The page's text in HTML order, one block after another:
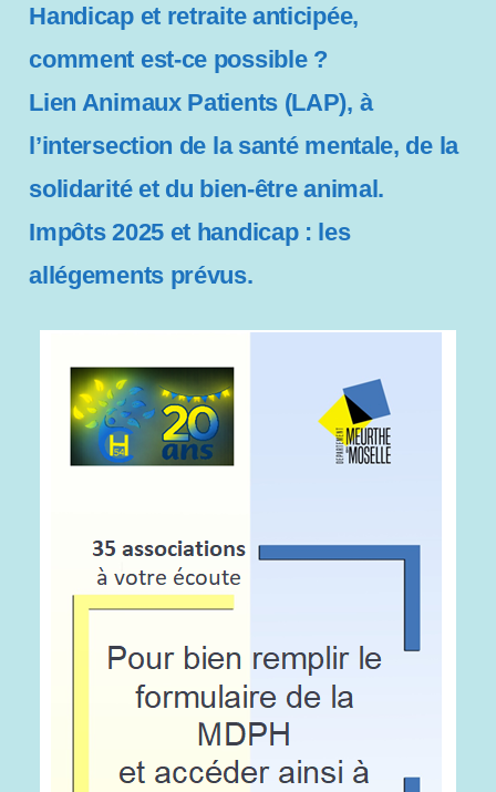
Handicap et retraite anticipée,
comment est-ce possible ?
Lien Animaux Patients (LAP), à
l’intersection de la santé mentale, de la
solidarité et du bien-être animal.
Impôts 2025 et handicap : les
allégements prévus.